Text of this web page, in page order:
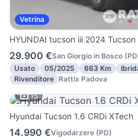
Vetrina
HYUNDAI tucson iii 2024
29.900 €San Giorgio in Bosco (PD
Usato
05/2025 663 Km
Rivenditore Rattix Padova
15
Hyundai Tucson 1.6 CRDi XTech
14.990 €Vigodarzere (PD)